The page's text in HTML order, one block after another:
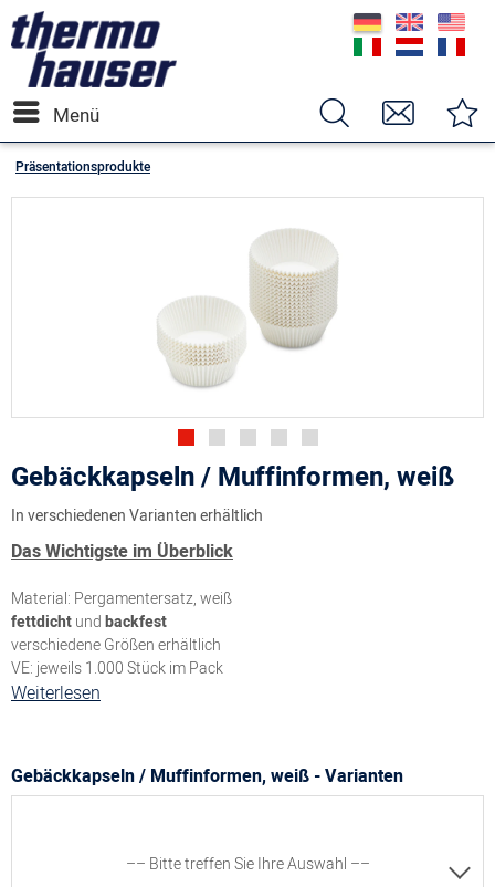
Menü
Präsentationsprodukte
Gebäckkapseln / Muffinformen, weiß
In verschiedenen Varianten erhältlich
Das Wichtigste im Überblick
Material: Pergamentersatz, weiß
fettdichtundbackfest
verschiedene Größen erhältlich
VE: jeweils 1.000 Stück im Pack
Weiterlesen
Gebäckkapseln / Muffinformen, weiß - Varianten
–– Bitte treffen Sie Ihre Auswahl ––